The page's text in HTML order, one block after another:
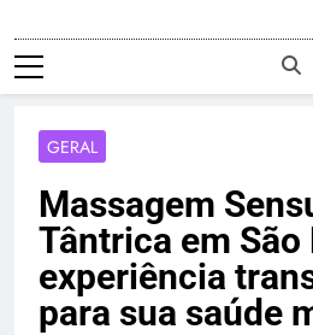
GERAL
Massagem
Tântrica em São
experiência
para sua saúde